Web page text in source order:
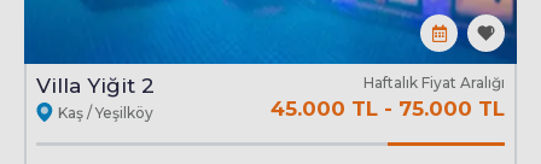
Havuz : Korunaklı Özel
En 3 Mt 9.5 Mt Derinlik 1.5 Mt
Villa Yiğit 2
Kaş / Yeşilköy
Haftalık Fiyat Aralığı
45.000 TL - 75.000 TL